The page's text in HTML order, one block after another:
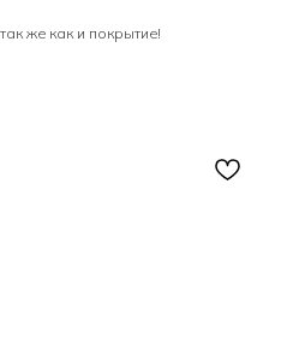
же как и покрытие!